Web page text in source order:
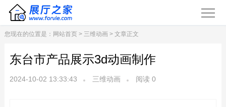
您现在的位置是： 网站首页> 三维动画> 文章正文
东台市产品展示3d动画制作
2024-10-02 13:33:43 三维动画 阅读 0